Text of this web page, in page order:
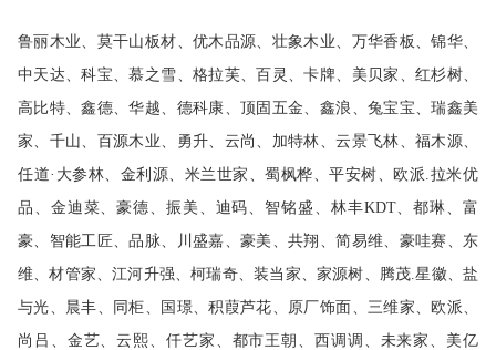
鲁丽木业、莫干山板材、优木品源、壮象木业、万华香板、锦华、
中天达、科宝、慕之雪、格拉芙、百灵、卡牌、美贝家、红杉树、
高比特、鑫德、华越、德科康、顶固五金、鑫浪、兔宝宝、瑞鑫美
家、千山、百源木业、勇升、云尚、加特林、云景飞林、福木源、
任道·大参林、金利源、米兰世家、蜀枫桦、平安树、欧派.拉米优
品、金迪菜、豪德、振美、迪码、智铭盛、林丰KDT、都琳、富
豪、智能工匠、品脉、川盛嘉、豪美、共翔、简易维、豪哇赛、东
维、材管家、江河升强、柯瑞奇、装当家、家源树、腾茂.星徽、盐
与光、晨丰、同柜、国璟、积葭芦花、原厂饰面、三维家、欧派、
尚吕、金艺、云熙、仟艺家、都市王朝、西调调、未来家、美亿